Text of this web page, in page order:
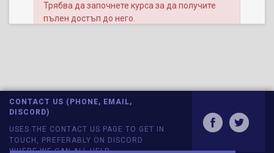
Трябва да започнете курса за да получите
пълен достъп до него.
CONTACT US (PHONE, EMAIL,
DISCORD)
USES THE CONTACT US PAGE TO GET IN
TOUCH, PREFERABLY ON DISCORD
WHERE WE CAN ALL HELP.